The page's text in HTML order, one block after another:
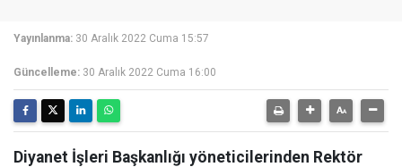
Yayınlanma: 30 Aralık 2022 Cuma 15:57
Güncelleme: 30 Aralık 2022 Cuma 16:00
Diyanet İşleri Başkanlığı yöneticilerinden Rektör